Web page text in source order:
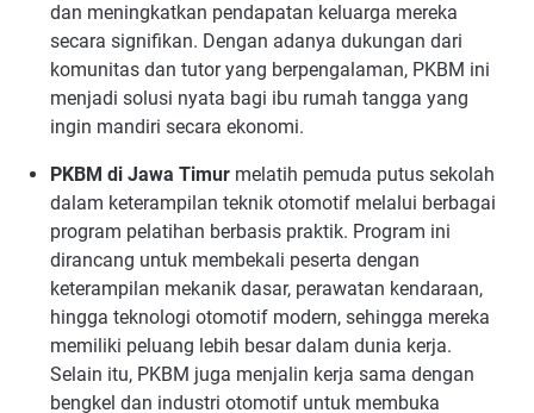
dan meningkatkan pendapatan keluarga mereka
secara signifikan. Dengan adanya dukungan dari
komunitas dan tutor yang berpengalaman, PKBM ini
menjadi solusi nyata bagi ibu rumah tangga yang
ingin mandiri secara ekonomi.
PKBM di Jawa Timur melatih pemuda putus sekolah
dalam keterampilan teknik otomotif melalui berbagai
program pelatihan berbasis praktik. Program ini
dirancang untuk membekali peserta dengan
keterampilan mekanik dasar, perawatan kendaraan,
hingga teknologi otomotif modern, sehingga mereka
memiliki peluang lebih besar dalam dunia kerja.
Selain itu, PKBM juga menjalin kerja sama dengan
bengkel dan industri otomotif untuk membuka